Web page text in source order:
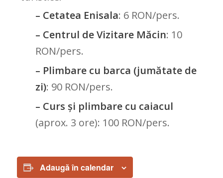
– Cetatea Enisala: 6 RON/pers.
– Centrul de Vizitare Măcin: 10
RON/pers.
– Plimbare cu barca (jumătate de
zi): 90 RON/pers.
– Curs și plimbare cu caiacul
(aprox. 3 ore): 100 RON/pers.
Adaugă în calendar